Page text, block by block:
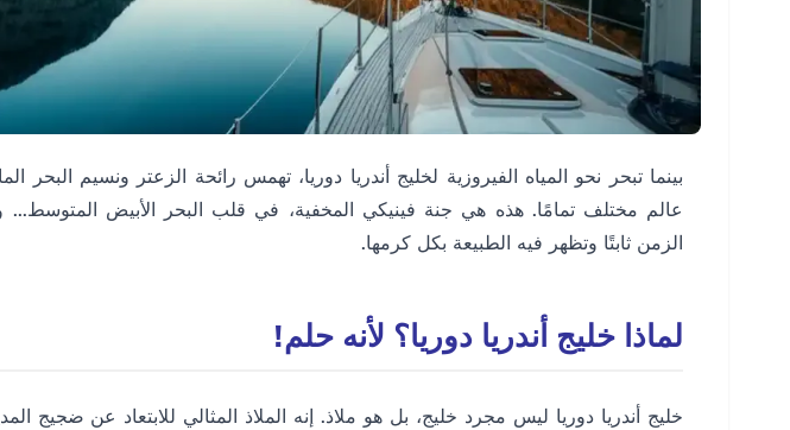
بينما تبحر نحو المياه الفيروزية لخليج أندريا دوريا، تهمس رائحة الزعتر ونسيم البحر
عالم مختلف تمامًا. هذه هي جنة فينيكي المخفية، في قلب البحر الأبيض المتوسط...
الزمن ثابتًا وتظهر فيه الطبيعة بكل كرمها.
لماذا خليج أندريا دوريا؟ لأنه حلم!
خليج أندريا دوريا ليس مجرد خليج، بل هو ملاذ. إنه الملاذ المثالي للابتعاد عن ضجيج